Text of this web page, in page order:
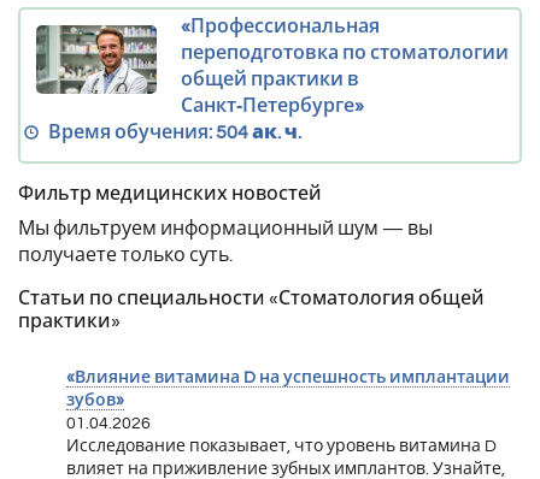
«Профессиональная
переподготовка по стоматологии
общей практики в
Санкт‑Петербурге»
Время обучения:504 ак. ч.
Фильтр медицинских новостей
Мы фильтруем информационный шум — вы
получаете только суть.
Статьи по специальности «Стоматология общей
практики»
«Влияние витамина D на успешность имплантации
зубов»
01.04.2026
Исследование показывает, что уровень витамина D
влияет на приживление зубных имплантов. Узнайте,